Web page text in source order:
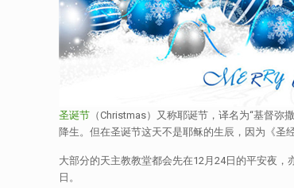
圣诞节 （Christmas）又称耶诞节，译名为“基督
降生。但在圣诞节这天不是耶稣的生辰，因为《圣
大部分的天主教教堂都会先在12月24日的平安夜
日。